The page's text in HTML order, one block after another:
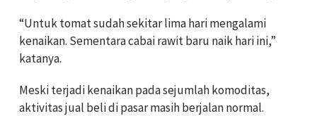
“Untuk tomat sudah sekitar lima hari mengalami
kenaikan. Sementara cabai rawit baru naik hari ini,”
katanya.
Meski terjadi kenaikan pada sejumlah komoditas,
aktivitas jual beli di pasar masih berjalan normal.